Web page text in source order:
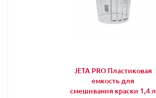
JETA PRO Пластиковая
емкость для
смешивания краски 1,4 л